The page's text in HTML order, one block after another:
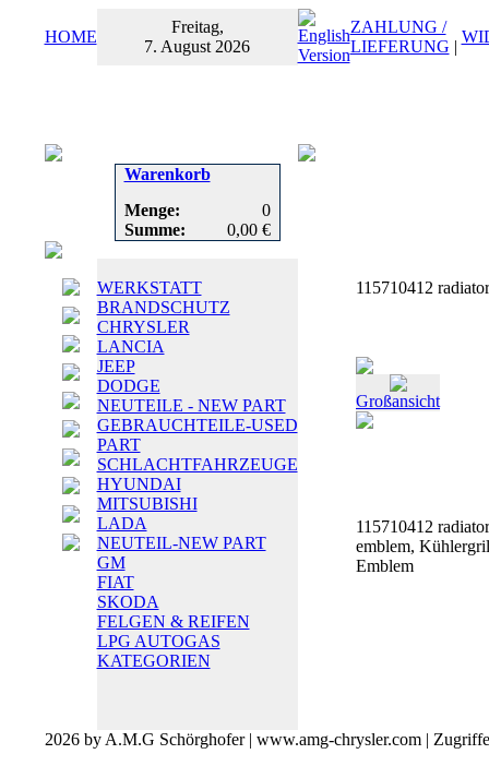
HOME
Freitag,
7. August 2026
ZAHLUNG /
LIEFERUNG |
Warenkorb
Menge:
0
Summe:
0,00 €
WERKSTATT
BRANDSCHUTZ
CHRYSLER
LANCIA
JEEP
DODGE
NEUTEILE - NEW PART
GEBRAUCHTEILE-USED
PART
SCHLACHTFAHRZEUGE
HYUNDAI
MITSUBISHI
LADA
NEUTEIL-NEW PART
GM
FIAT
SKODA
FELGEN & REIFEN
LPG AUTOGAS
KATEGORIEN
115710412
Großansicht
115710412
emblem,
Emblem
2026 by A.M.G Schörghofer | www.amg-chrysler.com |